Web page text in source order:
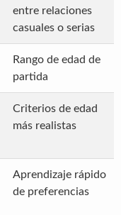
entre relaciones
casuales o serias
Rango de edad de
partida
Criterios de edad
más realistas
Aprendizaje rápido
de preferencias